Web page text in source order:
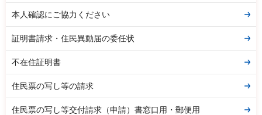
本人確認にご協力ください
証明書請求・住民異動届の委任状
不在住証明書
住民票の写し等の請求
住民票の写し等交付請求（申請）書窓口用・郵便用